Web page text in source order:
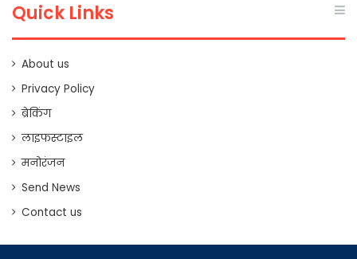
Quick Links
About us
Privacy Policy
ब्रेकिंग
लाइफस्टाइल
मनोरंजन
Send News
Contact us